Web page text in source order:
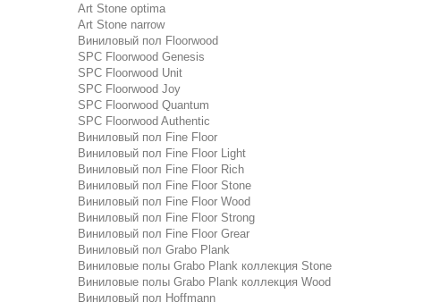
Art Stone optima
Art Stone narrow
Виниловый пол Floorwood
SPC Floorwood Genesis
SPC Floorwood Unit
SPC Floorwood Joy
SPC Floorwood Quantum
SPC Floorwood Authentic
Виниловый пол Fine Floor
Виниловый пол Fine Floor Light
Виниловый пол Fine Floor Rich
Виниловый пол Fine Floor Stone
Виниловый пол Fine Floor Wood
Виниловый пол Fine Floor Strong
Виниловый пол Fine Floor Grear
Виниловый пол Grabo Plank
Виниловые полы Grabo Plank коллекция Stone
Виниловые полы Grabo Plank коллекция Wood
Виниловый пол Hoffmann